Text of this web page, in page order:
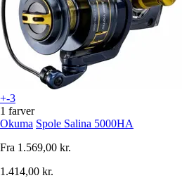
+-3
1 farver
Okuma Spole Salina 5000HA
Fra 1.569,00 kr.
1.414,00 kr.